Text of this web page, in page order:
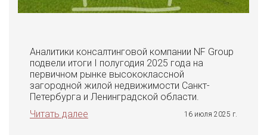
Аналитики консалтинговой компании NF Group
подвели итоги I полугодия 2025 года на
первичном рынке высококлассной
загородной жилой недвижимости Санкт-
Петербурга и Ленинградской области.
Читать далее
16 июля 2025 г.